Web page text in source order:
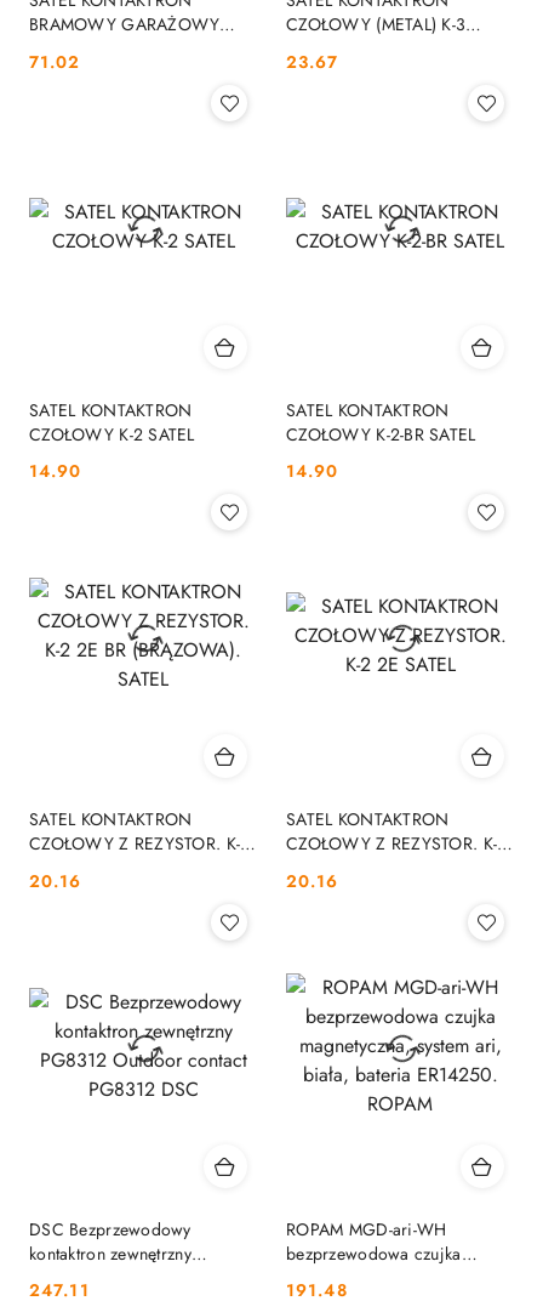
BRAMOWY GARAŻOWY
Cena:
71.02
CZOŁOWY (METAL) K-3
Cena:
23.67
SATEL KONTAKTRON
CZOŁOWY K-2 SATEL
Cena:
14.90
SATEL KONTAKTRON
CZOŁOWY K-2-BR SATEL
Cena:
14.90
SATEL KONTAKTRON
CZOŁOWY Z REZYSTOR. K-2
Cena:
20.16
SATEL KONTAKTRON
CZOŁOWY Z REZYSTOR. K-2
Cena:
20.16
DSC Bezprzewodowy
kontaktron zewnętrzny
Cena:
247.11
ROPAM MGD-ari-WH
bezprzewodowa czujka
Cena:
191.48